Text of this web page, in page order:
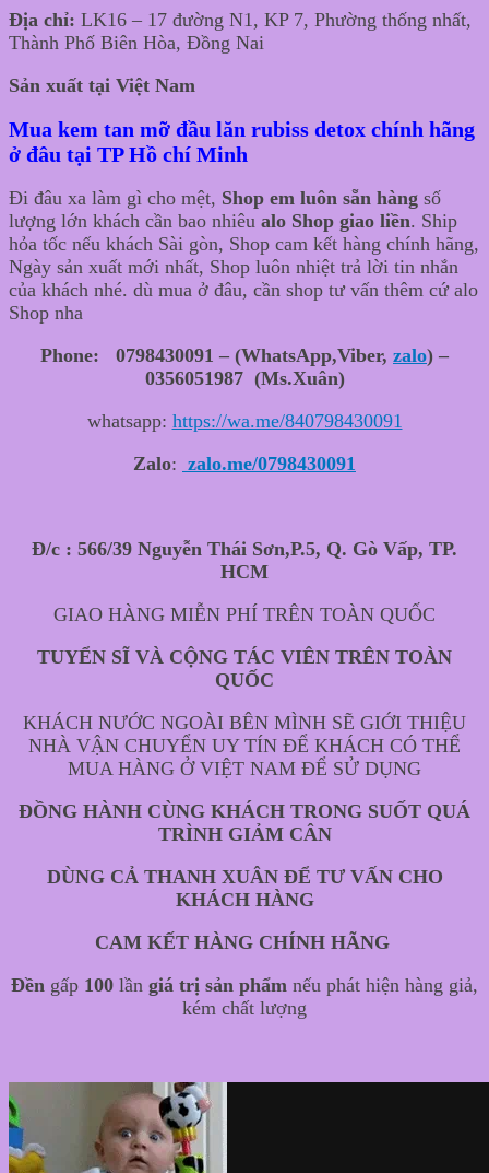
Địa chỉ: LK16 – 17 đường N1, KP 7, Phường thống nhất,
Thành Phố Biên Hòa, Đồng Nai
Sản xuất tại Việt Nam
Mua kem tan mỡ đầu lăn rubiss detox chính hãng
ở đâu tại TP Hồ chí Minh
Đi đâu xa làm gì cho mệt, Shop em luôn sẵn hàng số
lượng lớn khách cần bao nhiêu alo Shop giao liền. Ship
hỏa tốc nếu khách Sài gòn, Shop cam kết hàng chính hãng,
Ngày sản xuất mới nhất, Shop luôn nhiệt trả lời tin nhắn
của khách nhé. dù mua ở đâu, cần shop tư vấn thêm cứ alo
Shop nha
Phone: 0798430091 – (WhatsApp,Viber, zalo) –
0356051987 (Ms.Xuân)
whatsapp: https://wa.me/840798430091
Zalo: zalo.me/0798430091
Đ/c : 566/39 Nguyễn Thái Sơn,P.5, Q. Gò Vấp, TP.
HCM
GIAO HÀNG MIỄN PHÍ TRÊN TOÀN QUỐC
TUYỂN SĨ VÀ CỘNG TÁC VIÊN TRÊN TOÀN
QUỐC
KHÁCH NƯỚC NGOÀI BÊN MÌNH SẼ GIỚI THIỆU
NHÀ VẬN CHUYỂN UY TÍN ĐỂ KHÁCH CÓ THỂ
MUA HÀNG Ở VIỆT NAM ĐỂ SỬ DỤNG
ĐỒNG HÀNH CÙNG KHÁCH TRONG SUỐT QUÁ
TRÌNH GIẢM CÂN
DÙNG CẢ THANH XUÂN ĐỂ TƯ VẤN CHO
KHÁCH HÀNG
CAM KẾT HÀNG CHÍNH HÃNG
Đền gấp 100 lần giá trị sản phẩm nếu phát hiện hàng giả,
kém chất lượng